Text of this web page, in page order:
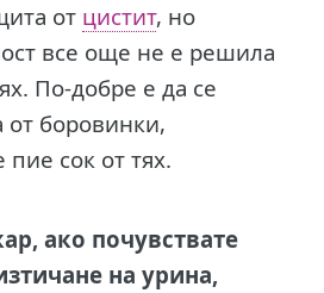
от цистит, но
все още не е решила
По-добре е да се
от боровинки,
пие сок от тях.
ако почувствате
на урина,